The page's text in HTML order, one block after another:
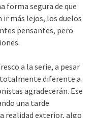
forma segura de que
más lejos, los duelos
pensantes, pero
a la serie, a pesar
diferente a
agradecerán. Ese
una tarde
realidad exterior, algo